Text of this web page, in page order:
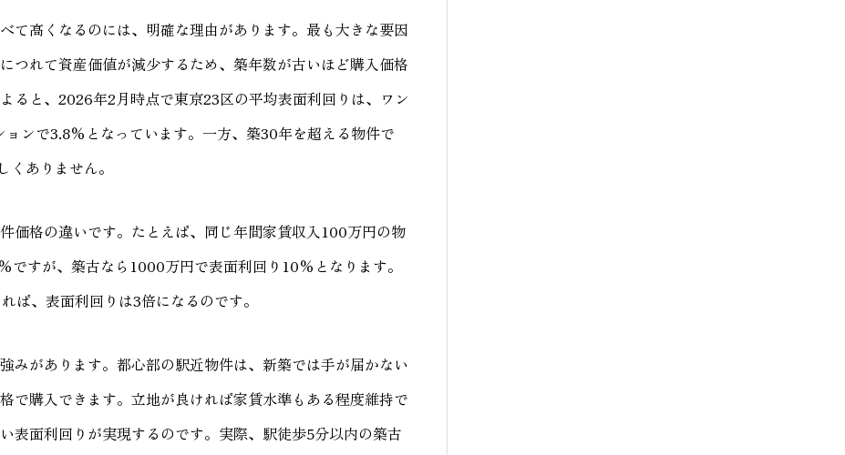
て高くなるのには、明確な理由があります。最も大きな要因
つれて資産価値が減少するため、築年数が古いほど購入価格
ると、2026年2月時点で東京23区の平均表面利回りは、ワン
ンで3.8%となっています。一方、築30年を超える物件で
ありません。
価格の違いです。たとえば、同じ年間家賃収入100万円の物
すが、築古なら1000万円で表面利回り10%となります。
ば、表面利回りは3倍になるのです。
みがあります。都心部の駅近物件は、新築では手が届かない
で購入できます。立地が良ければ家賃水準もある程度維持で
表面利回りが実現するのです。実際、駅徒歩5分以内の築古